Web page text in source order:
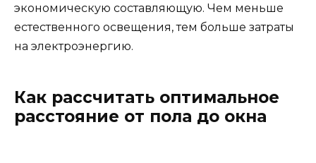
экономическую составляющую. Чем меньше
естественного освещения, тем больше затраты
на электроэнергию.
Как рассчитать оптимальное
расстояние от пола до окна